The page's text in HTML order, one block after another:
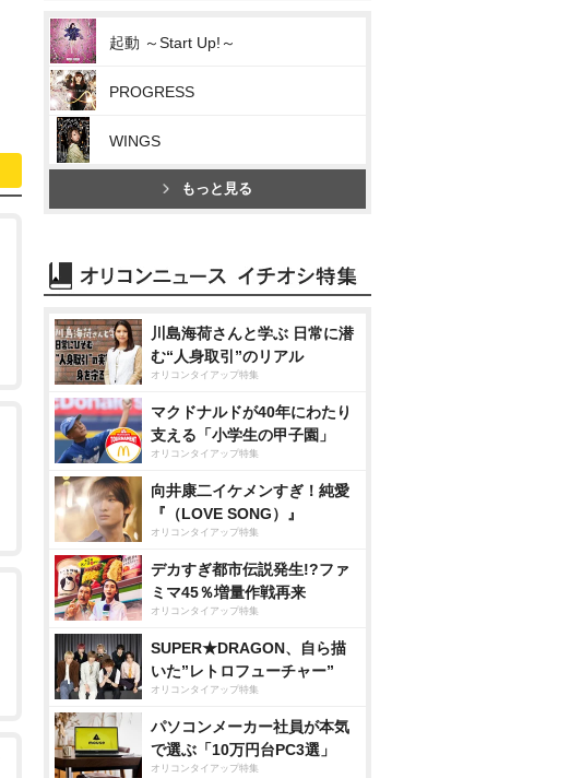
起動 ～Start Up!～
PROGRESS
WINGS
もっと見る
川島海荷さんと学ぶ 日常に潜
む“人身取引”のリアル
オリコンタイアップ特集
マクドナルドが40年にわたり
支える「小学生の甲子園」
オリコンタイアップ特集
向井康二イケメンすぎ！純愛
『（LOVE SONG）』
オリコンタイアップ特集
デカすぎ都市伝説発生!?ファ
ミマ45％増量作戦再来
オリコンタイアップ特集
SUPER★DRAGON、自ら描
いた”レトロフューチャー”
オリコンタイアップ特集
パソコンメーカー社員が本気
で選ぶ「10万円台PC3選」
オリコンタイアップ特集